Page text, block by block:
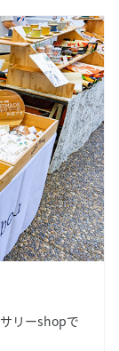
リーshopで